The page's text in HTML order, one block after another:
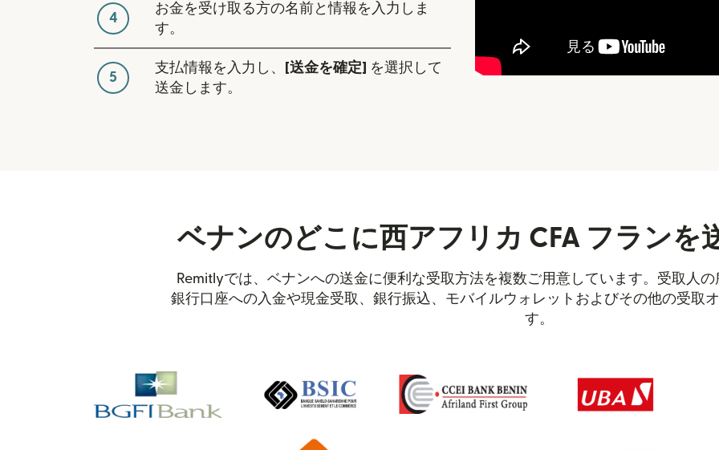
4
お金を受け取る方の名前と情報を入力しま
す。
5
支払情報を入力し、 [送金を確定] を選択して
送金します。
ベナンのどこに西アフリカ CFA フランを
Remitlyでは、ベナンへの送金に便利な受取方法を複数ご用意しています。受取人
銀行口座への入金や現金受取、銀行振込、モバイルウォレットおよびその他の受取
す。